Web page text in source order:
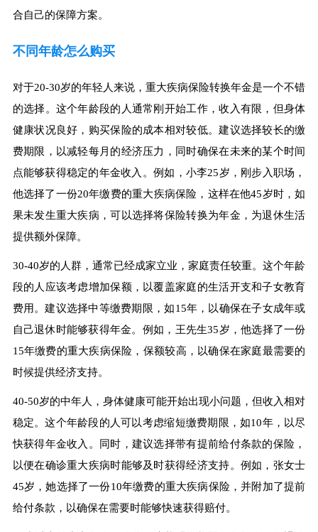
合自己的保障方案。
不同年龄怎么购买
对于20-30岁的年轻人来说，重大疾病保险转换年金是一个不错
的选择。这个年龄段的人通常刚开始工作，收入有限，但身体
健康状况良好，购买保险的成本相对较低。建议选择较长的缴
费期限，以减轻每月的经济压力，同时确保在未来的某个时间
点能够获得稳定的年金收入。例如，小李25岁，刚步入职场，
他选择了一份20年缴费的重大疾病保险，这样在他45岁时，如
果未发生重大疾病，可以选择将保险转换为年金，为退休生活
提供额外保障。
30-40岁的人群，通常已经成家立业，家庭责任较重。这个年龄
段的人应该考虑增加保额，以覆盖家庭的生活开支和子女教育
费用。建议选择中等缴费期限，如15年，以确保在子女成年或
自己退休时能够获得年金。例如，王先生35岁，他选择了一份
15年缴费的重大疾病保险，保额较高，以确保在家庭最需要的
时候提供经济支持。
40-50岁的中年人，身体健康可能开始出现小问题，但收入相对
稳定。这个年龄段的人可以考虑缩短缴费期限，如10年，以尽
快获得年金收入。同时，建议选择带有提前给付条款的保险，
以便在确诊重大疾病时能够及时获得经济支持。例如，张女士
45岁，她选择了一份10年缴费的重大疾病保险，并附加了提前
给付条款，以确保在需要时能够快速获得赔付。